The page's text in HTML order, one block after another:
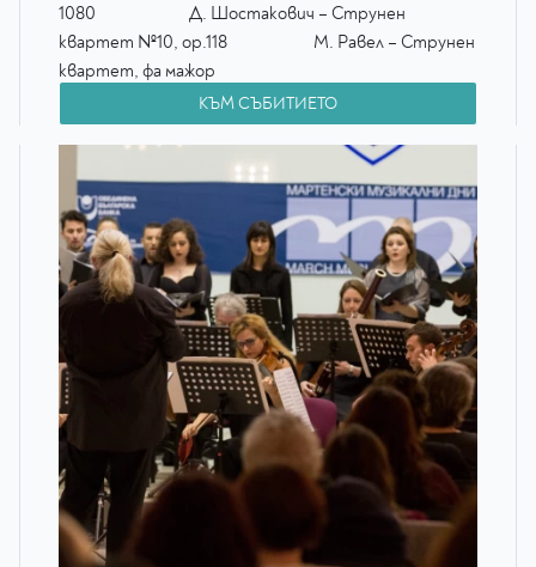
1080 Д. Шостакович – Струнен
квартет №10, op.118 М. Равел – Струнен
квартет, фа мажор
Негина Стояновацигулка
цигулка
Вълчанова виола
Теодора Атанасовавиолончело
КЪМ СЪБИТИЕТО